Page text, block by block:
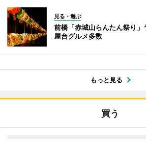
見る・遊ぶ
前橋「赤城山らんたん祭り
屋台グルメ多数
もっと見る
買う